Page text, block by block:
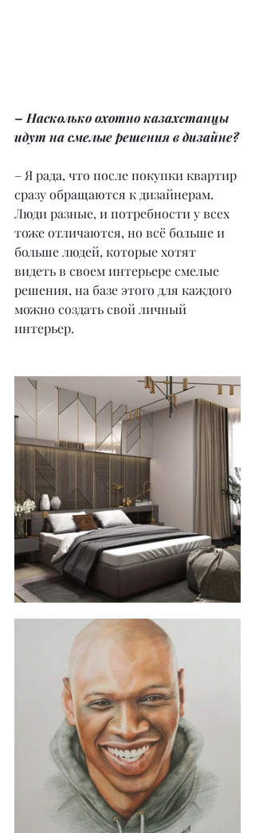
– Насколько охотно казахстанцы
идут на смелые решения в дизайне?
– Я рада, что после покупки квартир
сразу обращаются к дизайнерам.
Люди разные, и потребности у всех
тоже отличаются, но всё больше и
больше людей, которые хотят
видеть в своем интерьере смелые
решения, на базе этого для каждого
можно создать свой личный
интерьер.